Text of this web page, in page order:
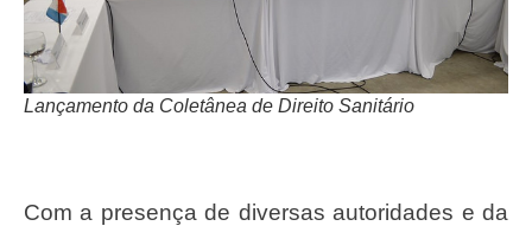
Lançamento da Coletânea de Direito Sanitário
Com a presença de diversas autoridades e da